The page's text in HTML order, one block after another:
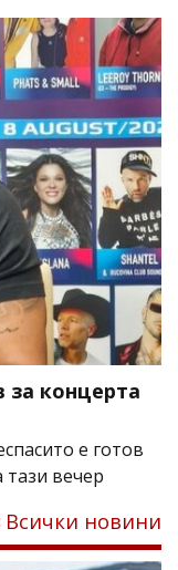
за концерта
е готов
вечер
Всички новини